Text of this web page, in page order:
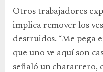
Otros trabajadores
implica remover los
destruidos. “Me pega
que uno ve aquí son
señaló un chatarrero,